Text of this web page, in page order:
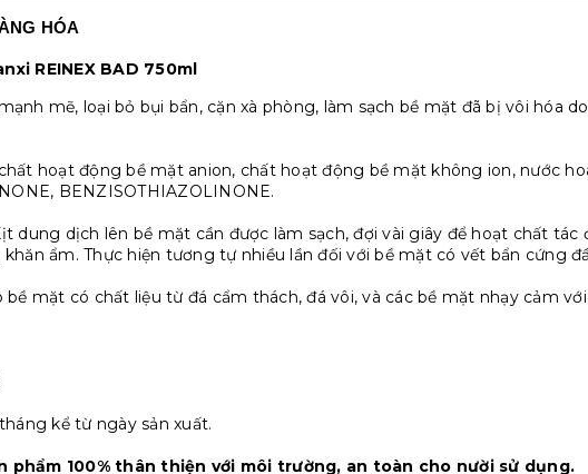
HÓA
REINEX BAD 750ml
mẽ, loại bỏ bụi bẩn, cặn xà phòng, làm sạch bề mặt đã bị vôi hóa
hoạt động bề mặt anion, chất hoạt động bề mặt không ion, nước
BENZISOTHIAZOLINONE.
dung dịch lên bề mặt cần được làm sạch, đợi vài giây để hoạt chất tác
khăn ẩm. Thực hiện tương tự nhiều lần đối với bề mặt có vết bẩn cứng
mặt có chất liệu từ đá cẩm thách, đá vôi, và các bề mặt nhạy cảm
kể từ ngày sản xuất.
phẩm 100% thân thiện với môi trường, an toàn cho nười sử dụng.